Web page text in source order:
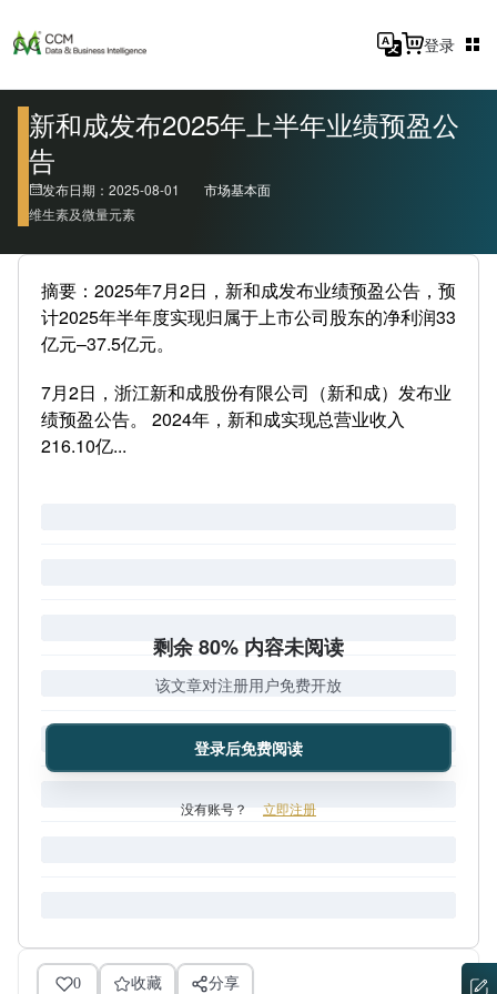
登录
新和成发布2025年上半年业绩预盈公
告
发布日期：2025-08-01
市场基本面
维生素及微量元素
摘要：2025年7月2日，新和成发布业绩预盈公告，预
计2025年半年度实现归属于上市公司股东的净利润33
亿元–37.5亿元。
7月2日，浙江新和成股份有限公司（新和成）发布业
绩预盈公告。 2024年，新和成实现总营业收入
216.10亿...
剩余 80% 内容未阅读
该文章对注册用户免费开放
登录后免费阅读
没有账号？ 立即注册
0 收藏 分享